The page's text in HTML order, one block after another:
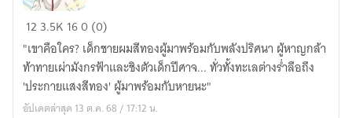
วัน
ประกาย
แสง
12 3.5K 160 (0)
"เขาคือใคร? เด็กชายผมสีทองผู้มาพร้อมกับพลังปริศนา ผู้หาญกล้า
ท้าทายเผ่ามังกรฟ้าและชิงตัวเด็กปีศาจ... ทั่วทั้งทะเลต่างร่ำลือถึง
'ประกายแสงสีทอง' ผู้มาพร้อมกับหายนะ"
อัปเดตล่าสุด 13 ต.ค. 68 / 17:12 น.